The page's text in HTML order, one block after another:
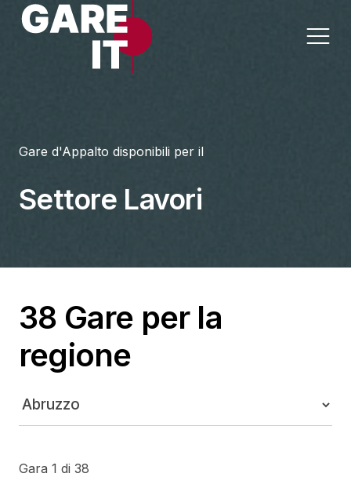
Lavori
Servizi
Sanità
Appalti per Regione
Gare d'Appalto disponibili per il
Settore Lavori
38 Gare per la
regione
Gara 1 di 38